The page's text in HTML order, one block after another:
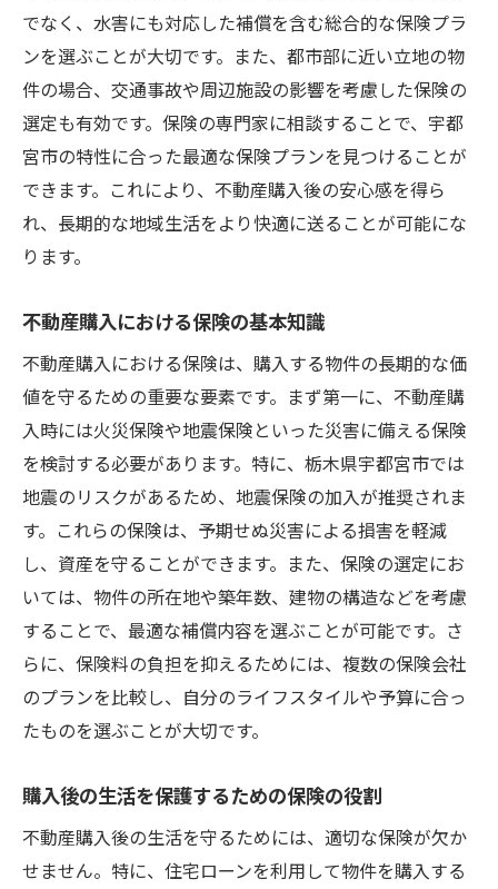
でなく、水害にも対応した補償を含む総合的な保険プラ
ンを選ぶことが大切です。また、都市部に近い立地の物
件の場合、交通事故や周辺施設の影響を考慮した保険の
選定も有効です。保険の専門家に相談することで、宇都
宮市の特性に合った最適な保険プランを見つけることが
できます。これにより、不動産購入後の安心感を得ら
れ、長期的な地域生活をより快適に送ることが可能にな
ります。
不動産購入における保険の基本知識
不動産購入における保険は、購入する物件の長期的な価
値を守るための重要な要素です。まず第一に、不動産購
入時には火災保険や地震保険といった災害に備える保険
を検討する必要があります。特に、栃木県宇都宮市では
地震のリスクがあるため、地震保険の加入が推奨されま
す。これらの保険は、予期せぬ災害による損害を軽減
し、資産を守ることができます。また、保険の選定にお
いては、物件の所在地や築年数、建物の構造などを考慮
することで、最適な補償内容を選ぶことが可能です。さ
らに、保険料の負担を抑えるためには、複数の保険会社
のプランを比較し、自分のライフスタイルや予算に合っ
たものを選ぶことが大切です。
購入後の生活を保護するための保険の役割
不動産購入後の生活を守るためには、適切な保険が欠か
せません。特に、住宅ローンを利用して物件を購入する